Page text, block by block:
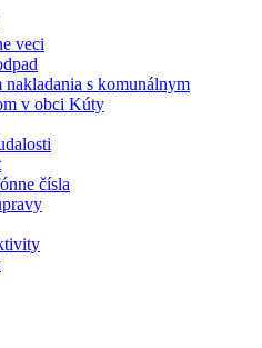
veci
nakladania s komunálnym
v obci Kúty
čísla